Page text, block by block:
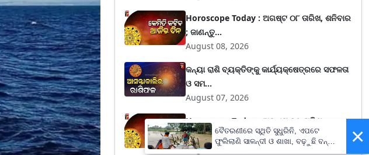
Horoscope Today : ଅଗଷ୍ଟ ୦୮ ତାରିଖ, ଶନିବାର
; ଜାଣନ୍ତୁ...
August 08, 2026
କନ୍ୟା ରାଶି ବ୍ୟକ୍ତିଙ୍କୁ କାର୍ଯ୍ୟକ୍ଷେତ୍ରରେ ସଫଳତା
ଓ ସମ...
August 07, 2026
Horoscope Today : ଅଗଷ୍ଟ ୦୭ ତାରିଖ,
ଶୁକ୍ରବାର ; ଜାଣନ୍...
August 07, 2026
×
ବୈତରଣୀରେ ସ୍ଥିତି ସୁଧୁରିନି, ଏପଟେ
ଫୁଲିଲାଣି ସାଳନ୍ଦୀ ଓ ଶାଖା, ବଢ଼ୁଛି ବନ୍ୟା